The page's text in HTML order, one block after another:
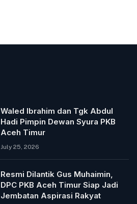
Waled Ibrahim dan Tgk Abdul
Hadi Pimpin Dewan Syura PKB
Aceh Timur
July 25, 2026
Resmi Dilantik Gus Muhaimin,
DPC PKB Aceh Timur Siap Jadi
Jembatan Aspirasi Rakyat